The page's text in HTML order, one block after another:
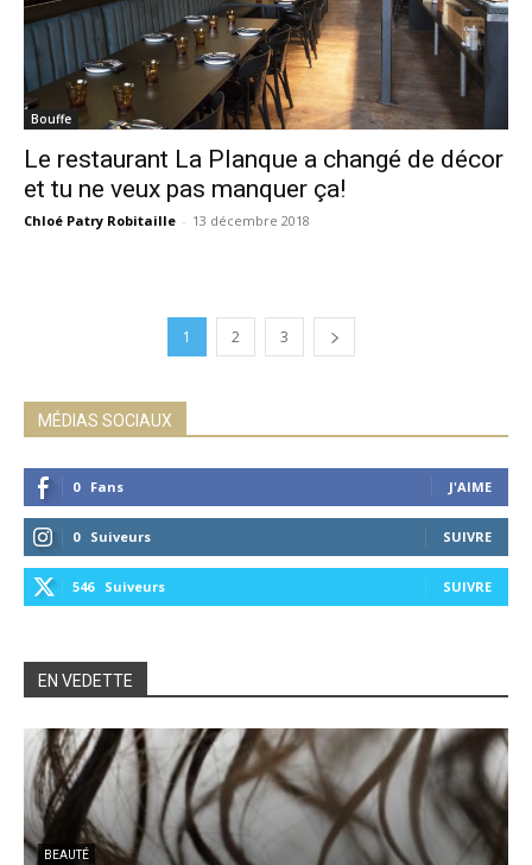
Bouffe
Le restaurant La Planque a changé de décor
et tu ne veux pas manquer ça!
Chloé Patry Robitaille - 13 décembre 2018
1 2 3
MÉDIAS SOCIAUX
0 Fans J'AIME
0 Suiveurs SUIVRE
546 Suiveurs SUIVRE
EN VEDETTE
BEAUTÉ